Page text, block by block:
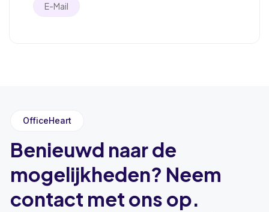
E-Mail
OfficeHeart
Benieuwd naar de
mogelijkheden? Neem
contact met ons op.